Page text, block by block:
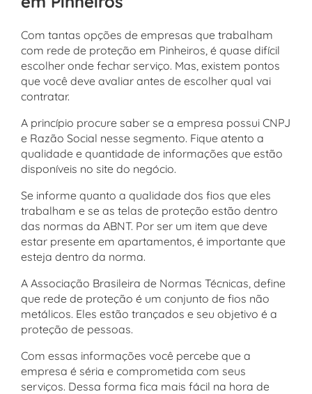
Com tantas opções de empresas que trabalham
com rede de proteção em Pinheiros, é quase difícil
escolher onde fechar serviço. Mas, existem pontos
que você deve avaliar antes de escolher qual vai
contratar.
A princípio procure saber se a empresa possui CNPJ
e Razão Social nesse segmento. Fique atento a
qualidade e quantidade de informações que estão
disponíveis no site do negócio.
Se informe quanto a qualidade dos fios que eles
trabalham e se as telas de proteção estão dentro
das normas da ABNT. Por ser um item que deve
estar presente em apartamentos, é importante que
esteja dentro da norma.
A Associação Brasileira de Normas Técnicas, define
que rede de proteção é um conjunto de fios não
metálicos. Eles estão trançados e seu objetivo é a
proteção de pessoas.
Com essas informações você percebe que a
empresa é séria e comprometida com seus
serviços. Dessa forma fica mais fácil na hora de